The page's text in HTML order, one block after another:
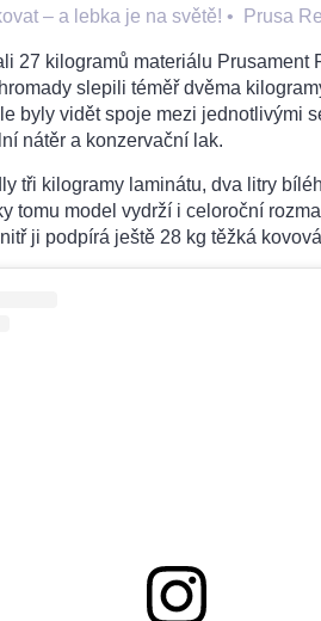
– a lebka je na světě! • Prusa
27 kilogramů materiálu Prusament
slepili téměř dvěma
byly vidět spoje mezi jednotlivými
nátěr a konzervační lak.
tři kilogramy laminátu, dva litry
tomu model vydrží i celoroční
ji podpírá ještě 28 kg těžká